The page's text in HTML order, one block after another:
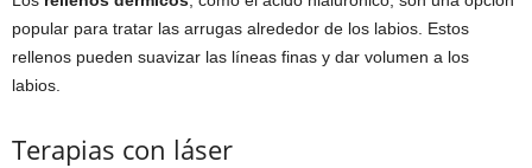
popular para tratar las arrugas alrededor de los labios. Estos
rellenos pueden suavizar las líneas finas y dar volumen a los
labios.
Terapias con láser